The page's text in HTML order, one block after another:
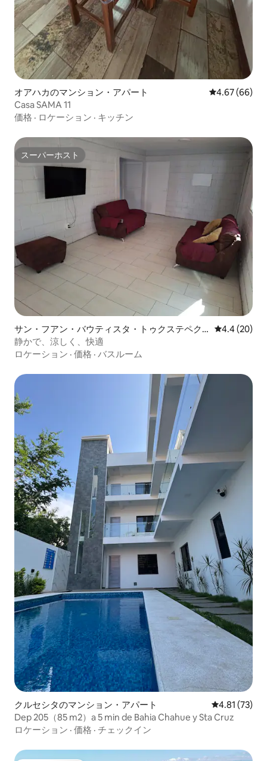
オアハカのマンション・アパート レビュー66
4.67 (66)
Casa SAMA 11
価格 · ロケーション · キッチン
スーパーホスト
スーパーホスト
サン・フアン・バウティスタ・トゥクステペク
のマンション・アパート
レビュー20
4.4 (20)
静かで、涼しく、快適
ロケーション · 価格 · バスルーム
クルセシタのマンション・アパート レビュー73
4.81 (73)
Dep 205（85 m2）a 5 min de Bahia Chahue y Sta Cruz
ロケーション · 価格 · チェックイン